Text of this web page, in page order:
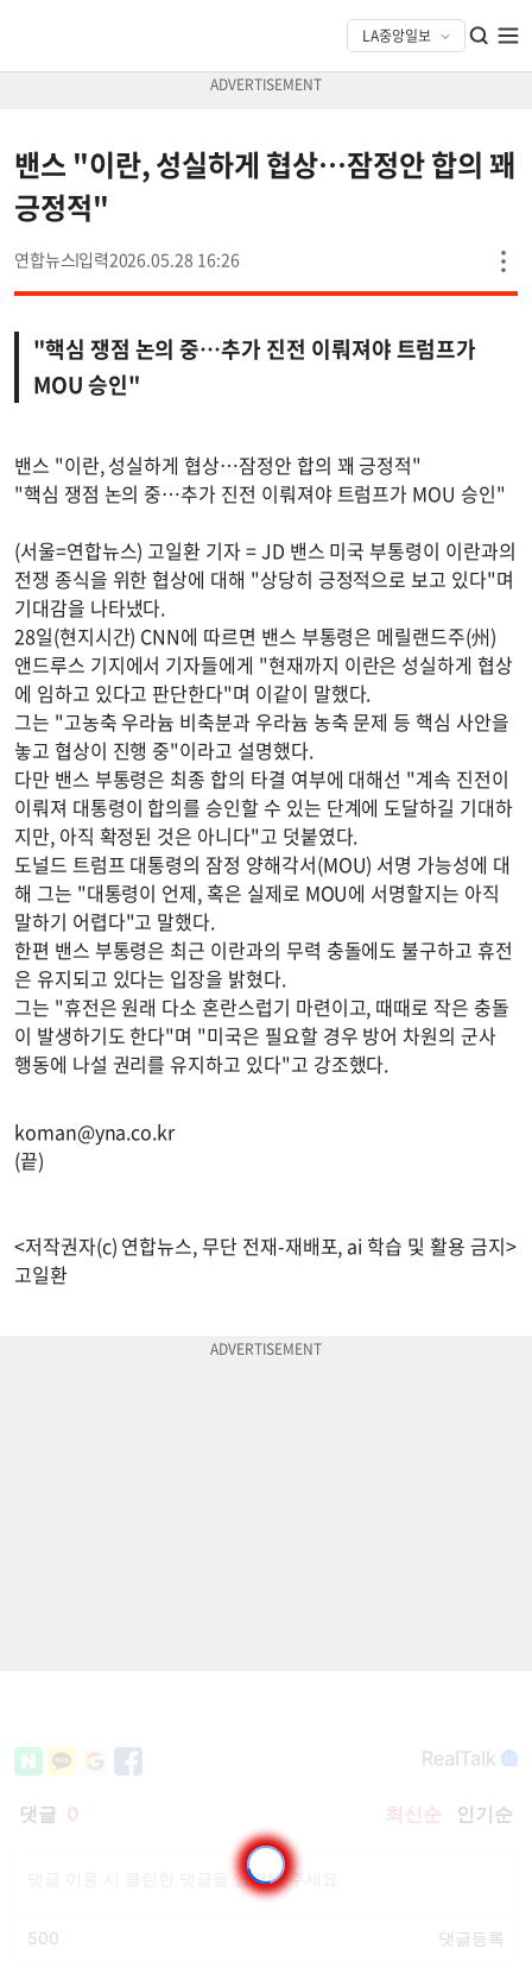
밴스 "이란, 성실하게 협상…잠정안 합의 꽤
긍정적"
연합뉴스 2026.05.28 16:26
"핵심 쟁점 논의 중…추가 진전 이뤄져야 트럼프가
MOU 승인"
밴스 "이란, 성실하게 협상…잠정안 합의 꽤 긍정적"
"핵심 쟁점 논의 중…추가 진전 이뤄져야 트럼프가 MOU 승인"
(서울=연합뉴스) 고일환 기자 = JD 밴스 미국 부통령이 이란과의
전쟁 종식을 위한 협상에 대해 "상당히 긍정적으로 보고 있다"며
기대감을 나타냈다.
28일(현지시간) CNN에 따르면 밴스 부통령은 메릴랜드주(州)
앤드루스 기지에서 기자들에게 "현재까지 이란은 성실하게 협상
에 임하고 있다고 판단한다"며 이같이 말했다.
그는 "고농축 우라늄 비축분과 우라늄 농축 문제 등 핵심 사안을
놓고 협상이 진행 중"이라고 설명했다.
다만 밴스 부통령은 최종 합의 타결 여부에 대해선 "계속 진전이
이뤄져 대통령이 합의를 승인할 수 있는 단계에 도달하길 기대하
지만, 아직 확정된 것은 아니다"고 덧붙였다.
도널드 트럼프 대통령의 잠정 양해각서(MOU) 서명 가능성에 대
해 그는 "대통령이 언제, 혹은 실제로 MOU에 서명할지는 아직
말하기 어렵다"고 말했다.
한편 밴스 부통령은 최근 이란과의 무력 충돌에도 불구하고 휴전
은 유지되고 있다는 입장을 밝혔다.
그는 "휴전은 원래 다소 혼란스럽기 마련이고, 때때로 작은 충돌
이 발생하기도 한다"며 "미국은 필요할 경우 방어 차원의 군사
행동에 나설 권리를 유지하고 있다"고 강조했다.
koman@yna.co.kr
(끝)
<저작권자(c) 연합뉴스, 무단 전재-재배포, ai 학습 및 활용 금지>
고일환